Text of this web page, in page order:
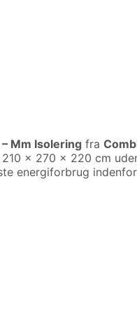
Mm Isolering fra
210 x 270 x 220 cm
energiforbrug